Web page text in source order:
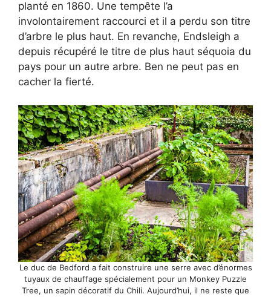
planté en 1860. Une tempête l’a
involontairement raccourci et il a perdu son titre
d’arbre le plus haut. En revanche, Endsleigh a
depuis récupéré le titre de plus haut séquoia du
pays pour un autre arbre. Ben ne peut pas en
cacher la fierté.
Le duc de Bedford a fait construire une serre avec d’énormes
tuyaux de chauffage spécialement pour un Monkey Puzzle
Tree, un sapin décoratif du Chili. Aujourd’hui, il ne reste que